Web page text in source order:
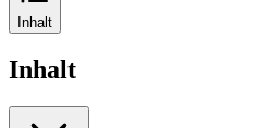
Inhalt
Inhalt